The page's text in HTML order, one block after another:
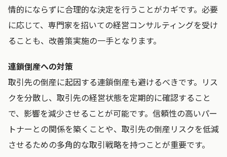
情的にならずに合理的な決定を行うことがカギです。必要
に応じて、専門家を招いての経営コンサルティングを受け
ることも、改善策実施の一手となります。
連鎖倒産への対策
取引先の倒産に起因する連鎖倒産も避けるべきです。リス
クを分散し、取引先の経営状態を定期的に確認すること
で、影響を減少させることが可能です。信頼性の高いパー
トナーとの関係を築くことや、取引先の倒産リスクを低減
させるための多角的な取引戦略を持つことが重要です。